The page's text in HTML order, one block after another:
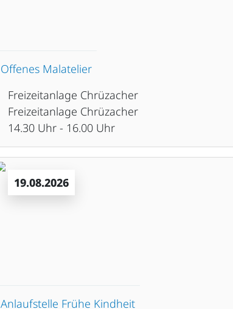
Offenes Malatelier
Freizeitanlage Chrüzacher
Freizeitanlage Chrüzacher
14.30 Uhr - 16.00 Uhr
19.08.2026
Anlaufstelle Frühe Kindheit